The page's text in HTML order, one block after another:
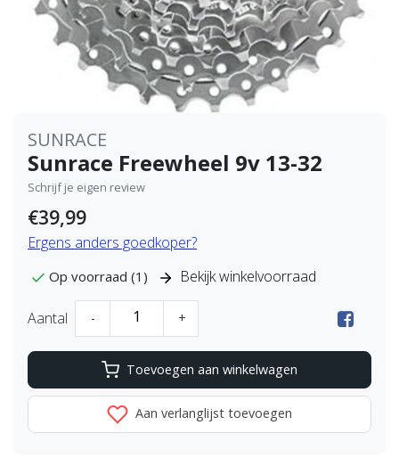
SUNRACE
Sunrace Freewheel 9v 13-32
Schrijf je eigen review
€39,99
Ergens anders goedkoper?
Op voorraad (1) Bekijk winkelvoorraad
Aantal - +
Toevoegen aan winkelwagen
Aan verlanglijst toevoegen